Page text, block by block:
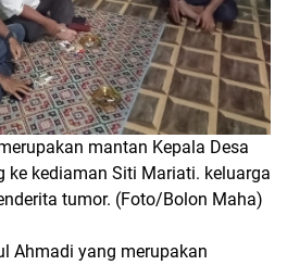
mantan Kepala Desa
ke kediaman Siti Mariati. keluarga
tumor. (Foto/Bolon Maha)
Ahmadi yang merupakan